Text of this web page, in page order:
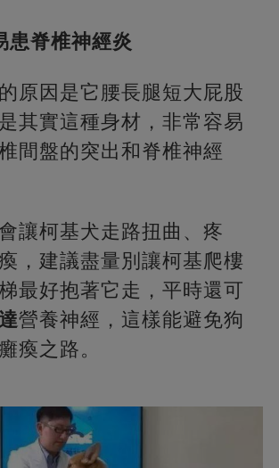
患脊椎神經炎
原因是它腰長腿短大屁股
其實這種身材，非常容易
間盤的突出和脊椎神經
讓柯基犬走路扭曲、疼
，建議盡量別讓柯基爬樓
最好抱著它走，平時還可
營養神經，這樣能避免狗
瘓之路。